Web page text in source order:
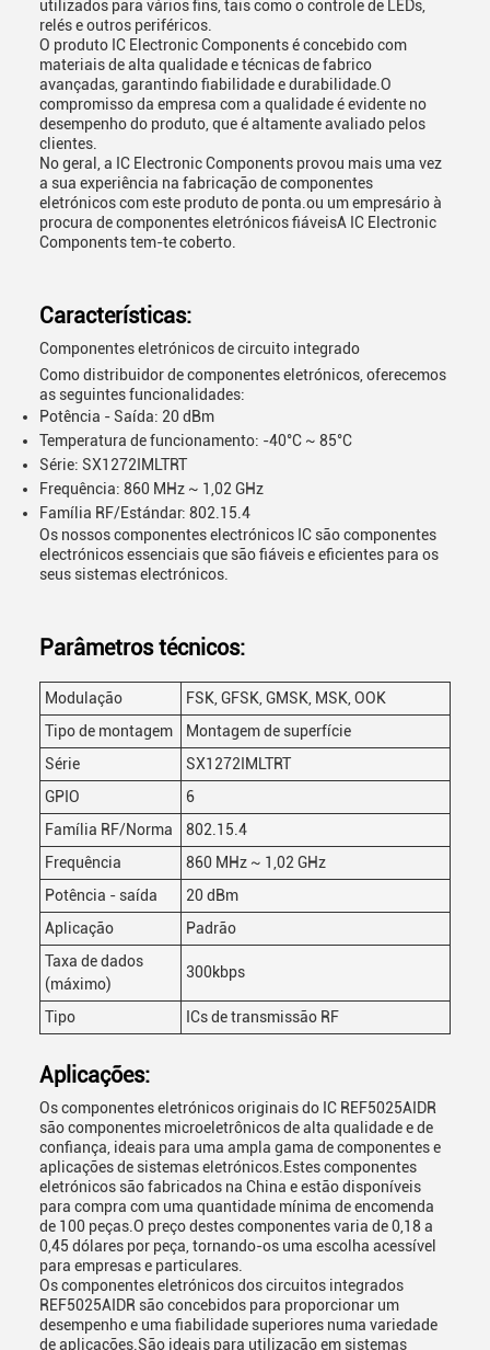
utilizados para vários fins, tais como o controle de LEDs,
relés e outros periféricos.
O produto IC Electronic Components é concebido com
materiais de alta qualidade e técnicas de fabrico
avançadas, garantindo fiabilidade e durabilidade.O
compromisso da empresa com a qualidade é evidente no
desempenho do produto, que é altamente avaliado pelos
clientes.
No geral, a IC Electronic Components provou mais uma vez
a sua experiência na fabricação de componentes
eletrónicos com este produto de ponta.ou um empresário à
procura de componentes eletrónicos fiáveisA IC Electronic
Components tem-te coberto.
Características:
Componentes eletrónicos de circuito integrado
Como distribuidor de componentes eletrónicos, oferecemos
as seguintes funcionalidades:
Potência - Saída: 20 dBm
Temperatura de funcionamento: -40°C ~ 85°C
Série: SX1272IMLTRT
Frequência: 860 MHz ~ 1,02 GHz
Família RF/Estándar: 802.15.4
Os nossos componentes electrónicos IC são componentes
electrónicos essenciais que são fiáveis e eficientes para os
seus sistemas electrónicos.
Parâmetros técnicos:
Modulação
FSK, GFSK, GMSK, MSK, OOK
Tipo de montagem
Montagem de superfície
Série
SX1272IMLTRT
GPIO
6
Família RF/Norma
802.15.4
Frequência
860 MHz ~ 1,02 GHz
Potência - saída
20 dBm
Aplicação
Padrão
Taxa de dados
(máximo)
300kbps
Tipo ICs de transmissão RF
Aplicações:
Os componentes eletrónicos originais do IC REF5025AIDR
são componentes microeletrônicos de alta qualidade e de
confiança, ideais para uma ampla gama de componentes e
aplicações de sistemas eletrónicos.Estes componentes
eletrónicos são fabricados na China e estão disponíveis
para compra com uma quantidade mínima de encomenda
de 100 peças.O preço destes componentes varia de 0,18 a
0,45 dólares por peça, tornando-os uma escolha acessível
para empresas e particulares.
Os componentes eletrónicos dos circuitos integrados
REF5025AIDR são concebidos para proporcionar um
desempenho e uma fiabilidade superiores numa variedade
de aplicações.São ideais para utilização em sistemas